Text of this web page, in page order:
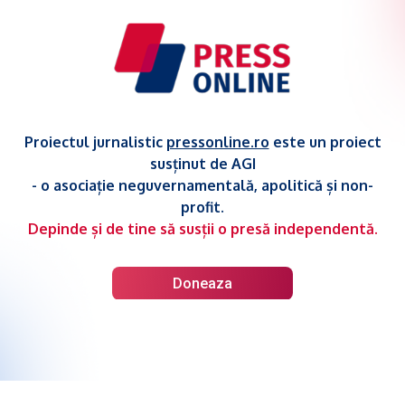
Proiectul jurnalistic pressonline.ro este un proiect
susținut de AGI
- o asociație neguvernamentală, apolitică și non-
profit.
Depinde și de tine să susții o presă independentă.
Doneaza